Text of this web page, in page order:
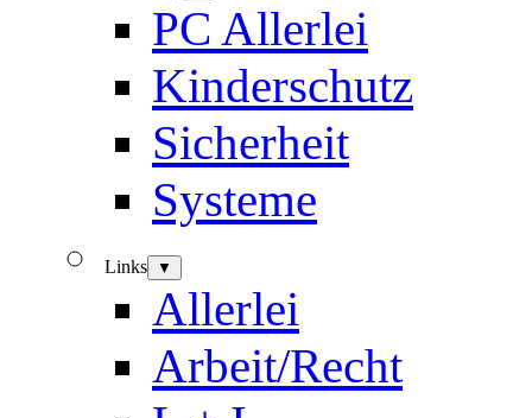
PC Allerlei
Kinderschutz
Sicherheit
Systeme
Links ▼
Allerlei
Arbeit/Recht